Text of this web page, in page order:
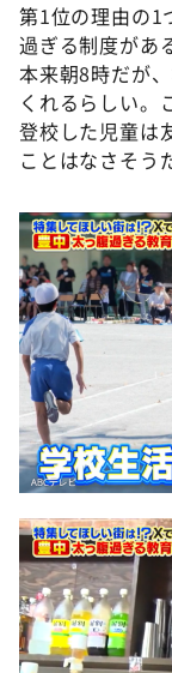
第1位の理由の1
過ぎる制度があ
本来朝8時だが
くれるらしい。
登校した児童は
ことはなさそう